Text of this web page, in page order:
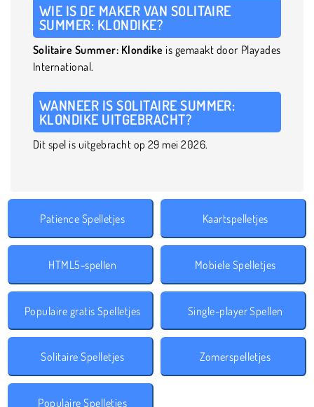
WIE IS DE MAKER VAN SOLITAIRE
SUMMER: KLONDIKE?
Solitaire Summer: Klondike is gemaakt door Playades
International.
WANNEER IS SOLITAIRE SUMMER:
KLONDIKE UITGEBRACHT?
Dit spel is uitgebracht op 29 mei 2026.
Patience Spelletjes Kaartspelletjes
HTML5-spellen Mobiele Spelletjes
Populaire gratis Spelletjes Single-player Spellen
Solitaire Spelletjes Zomerspelletjes
Populaire Spelletjes